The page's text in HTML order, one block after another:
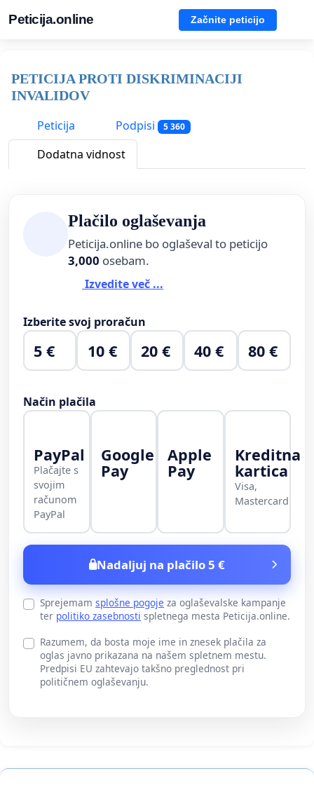
Peticija.online Začnite peticijo
PETICIJA PROTI DISKRIMINACIJI
INVALIDOV
Peticija
Podpisi 5 360
Dodatna vidnost
Plačilo oglaševanja
Peticija.online bo oglaševal to peticijo
3,000 osebam.
Izvedite več ...
Izberite svoj proračun
5 € 10 € 20 € 40 € 80 €
Način plačila
PayPal
Plačajte s
svojim
računom
PayPal
Google
Pay
Apple
Pay
Kreditna
kartica
Visa,
Mastercard
Nadaljuj na plačilo 5 €
Sprejemam splošne pogoje za oglaševalske kampanje
ter politiko zasebnosti spletnega mesta Peticija.online.
Razumem, da bosta moje ime in znesek plačila za
oglas javno prikazana na našem spletnem mestu.
Predpisi EU zahtevajo takšno preglednost pri
političnem oglaševanju.